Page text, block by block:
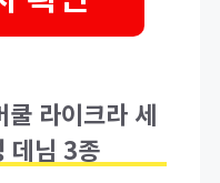
라이크라 세
데님 3종